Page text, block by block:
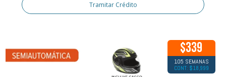
Tramitar Crédito
$339
105 SEMANAS
CONT: $18,999